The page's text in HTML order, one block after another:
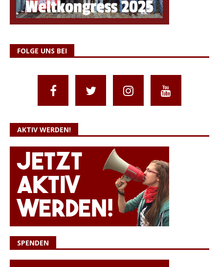
FOLGE UNS BEI
AKTIV WERDEN!
SPENDEN